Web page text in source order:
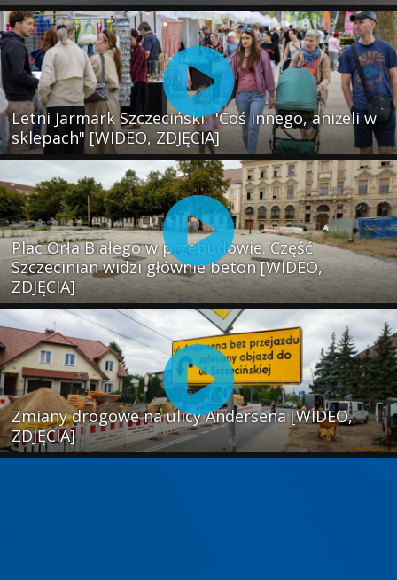
Letni Jarmark Szczeciński. "Coś innego, aniżeli w
sklepach" [WIDEO, ZDJĘCIA]
Plac Orła Białego w przebudowie. Część
Szczecinian widzi głównie beton [WIDEO,
ZDJĘCIA]
Zmiany drogowe na ulicy Andersena [WIDEO,
ZDJĘCIA]